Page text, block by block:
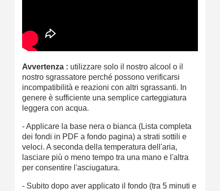
Avvertenza : utilizzare solo il nostro alcool o il
nostro sgrassatore perché possono verificarsi
incompatibilità e reazioni con altri sgrassanti. In
genere è sufficiente una semplice carteggiatura
leggera con acqua.
- Applicare la base nera o bianca (Lista completa
dei fondi in PDF a fondo pagina) a strati sottili e
veloci. A seconda della temperatura dell'aria,
lasciare più o meno tempo tra una mano e l'altra
per consentire l'asciugatura.
- Subito dopo aver applicato il fondo (tra 5 minuti e